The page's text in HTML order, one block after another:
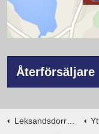
Återförsäljare
Leksandsdorren.se